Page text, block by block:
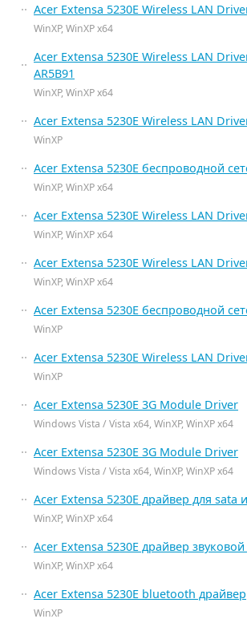
Acer Extensa 5230E Wireless LAN
WinXP, WinXP x64
Acer Extensa 5230E Wireless LAN
AR5B91
WinXP, WinXP x64
Acer Extensa 5230E Wireless LAN
WinXP
Acer Extensa 5230E беспроводной
WinXP, WinXP x64
Acer Extensa 5230E Wireless LAN
WinXP, WinXP x64
Acer Extensa 5230E Wireless LAN
WinXP, WinXP x64
Acer Extensa 5230E беспроводной
WinXP
Acer Extensa 5230E Wireless LAN
WinXP
Acer Extensa 5230E 3G Module Driver
Windows Vista / Vista x64, WinXP, WinXP x64
Acer Extensa 5230E 3G Module Driver
Windows Vista / Vista x64, WinXP, WinXP x64
Acer Extensa 5230E драйвер для sata
WinXP, WinXP x64
Acer Extensa 5230E драйвер
WinXP, WinXP x64
Acer Extensa 5230E bluetooth драйвер
WinXP